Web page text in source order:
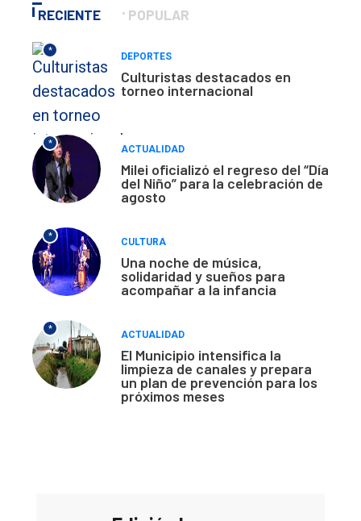
RECIENTE POPULAR
*
DEPORTES
Culturistas destacados en
torneo internacional
*
ACTUALIDAD
Milei oficializó el regreso del “Día
del Niño” para la celebración de
agosto
*
CULTURA
Una noche de música,
solidaridad y sueños para
acompañar a la infancia
*
ACTUALIDAD
El Municipio intensifica la
limpieza de canales y prepara
un plan de prevención para los
próximos meses